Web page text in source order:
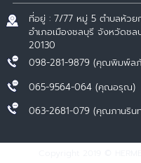
ที่อยู่ : 7/77 หมู่ 5 ตำบลห้วย
อำเภอเมืองชลบุรี จังหวัดชล
20130
098-281-9879 (คุณพิมพ์ล
065-9564-064 (คุณอรุณ)
063-2681-079 (คุณภานริน